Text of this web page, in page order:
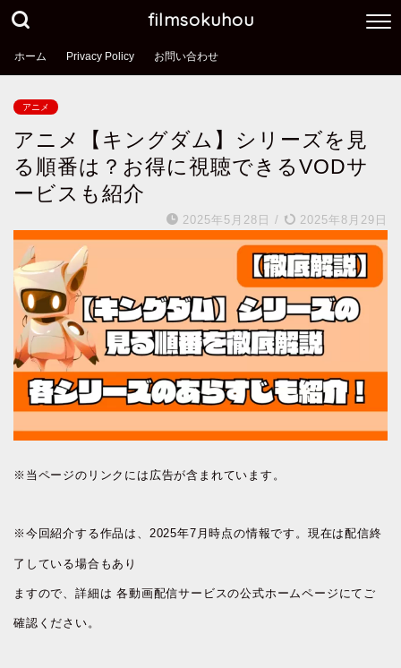
filmsokuhou
ホーム Privacy Policy お問い合わせ
アニメ
アニメ【キングダム】シリーズを見
る順番は？お得に視聴できるVODサ
ービスも紹介
2025年5月28日 / 2025年8月29日
※当ページのリンクには広告が含まれています。
※今回紹介する作品は、2025年7月時点の情報です。現在は配信終
了している場合もあり
ますので、詳細は 各動画配信サービスの公式ホームページにてご
確認ください。